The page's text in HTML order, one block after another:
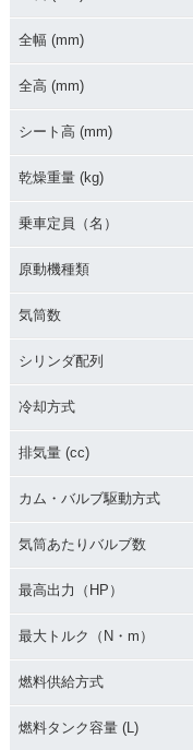
全幅 (mm)
全高 (mm)
シート高 (mm)
乾燥重量 (kg)
乗車定員（名）
原動機種類
気筒数
シリンダ配列
冷却方式
排気量 (cc)
カム・バルブ駆動方式
気筒あたりバルブ数
最高出力（HP）
最大トルク（N・m）
燃料供給方式
燃料タンク容量 (L)